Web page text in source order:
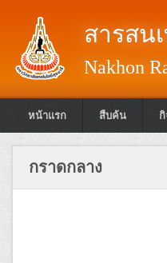
สารสน
Nakhon
หน้าแรก สืบค้น กิ
กราดกลาง